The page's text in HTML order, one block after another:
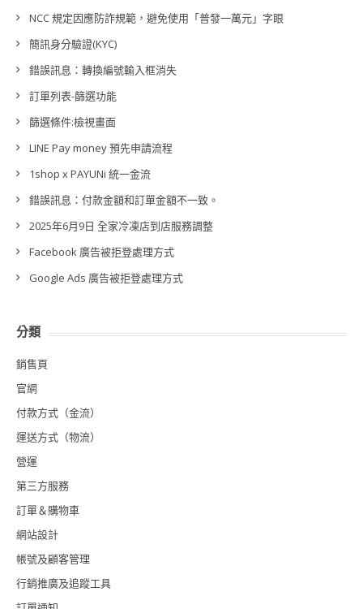
NCC 規定因應防詐規範，避免使用「普發一萬元」字眼
簡訊身分驗證(KYC)
錯誤訊息：轉換編號輸入框消失
訂單列表-篩選功能
篩選條件:檢視畫面
LINE Pay money 預先申請流程
1shop x PAYUNi 統一金流
錯誤訊息：付款金額和訂單金額不一致。
2025年6月9日 全家冷凍店到店服務調整
Facebook 廣告被拒登處理方式
Google Ads 廣告被拒登處理方式
分類
銷售頁
官網
付款方式（金流）
運送方式（物流）
營運
第三方服務
訂單＆購物車
網站設計
帳號及顧客管理
行銷推廣及追蹤工具